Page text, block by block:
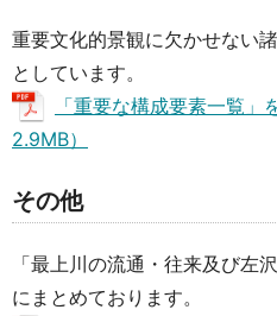
重要文化的景観に欠かせない
としています。
「重要な構成要素一覧」
2.9MB）
その他
「最上川の流通・往来及び左
にまとめております。